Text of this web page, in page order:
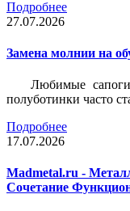
Подробнее
27.07.2026
Замена молнии на
Любимые
полуботинки часто
Подробнее
17.07.2026
Madmetal.ru -
Сочетание